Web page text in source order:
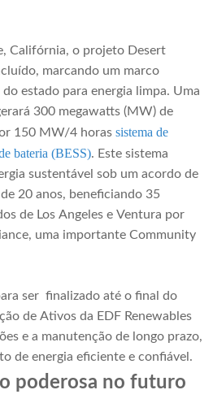
Califórnia, o projeto Desert
marcando um marco
estado para energia limpa. Uma
300 megawatts (MW) de
150 MW/4 horas sistema de
bateria (BESS). Este sistema
sustentável sob um acordo de
20 anos, beneficiando 35
de Los Angeles e Ventura por
uma importante Community
ser finalizado até o final do
de Ativos da EDF Renewables
e a manutenção de longo prazo,
de energia eficiente e confiável.
poderosa no futuro